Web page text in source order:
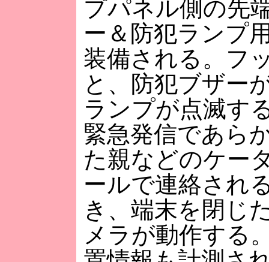
プパネル側の先
ー＆防犯ランプ
装備される。フ
と、防犯ブザー
ランプが点滅す
緊急発信であら
た親などのケー
ールで連絡され
き、端末を閉じ
メラが動作する